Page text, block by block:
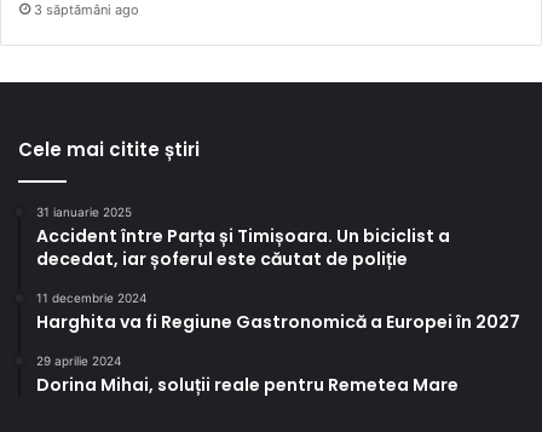
3 săptămâni ago
Cele mai citite știri
31 ianuarie 2025
Accident între Parța și Timișoara. Un biciclist a
decedat, iar șoferul este căutat de poliție
11 decembrie 2024
Harghita va fi Regiune Gastronomică a Europei în 2027
29 aprilie 2024
Dorina Mihai, soluții reale pentru Remetea Mare